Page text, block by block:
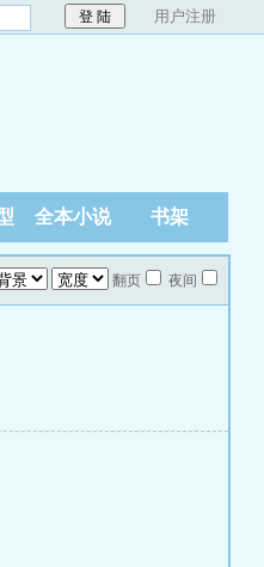
用户注册
全本小说 书架
翻页 夜间